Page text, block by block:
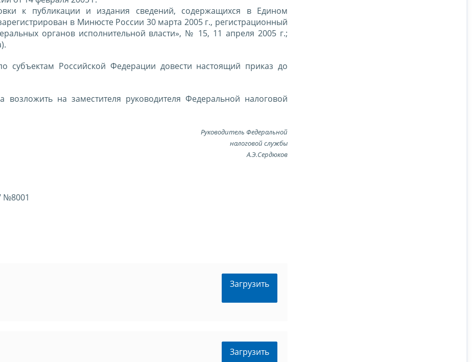
к публикации и издания сведений, содержащихся в Едином
в Минюсте России 30 марта 2005 г., регистрационный
органов исполнительной власти», № 15, 11 апреля 2005 г.;
субъектам Российской Федерации довести настоящий приказ до
на заместителя руководителя Федеральной налоговой
Руководитель Федеральной
налоговой службы
А.Э.Сердюков
№8001
Загрузить
Загрузить